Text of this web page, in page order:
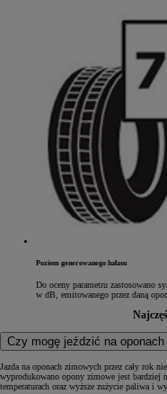
Poziom generowanego hałasu
Do oceny parametru zastosowano
w dB, emitowanego przez daną
Czy mogę jeździć na
Jazda na oponach zimowych przez cały rok
wyprodukowano opony zimowe jest bardziej
temperaturach oraz wyższe zużycie paliwa i